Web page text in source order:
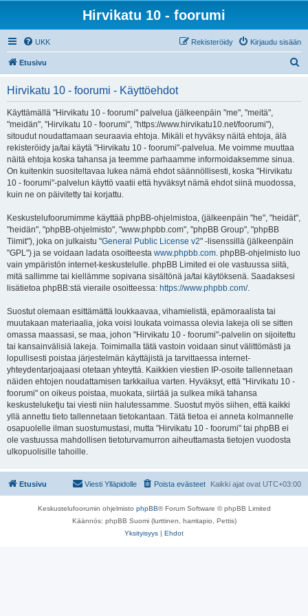
Hirvikatu 10 - foorumi
UKK Kirjaudu sisään
Rekisteröidy
Etusivu
Hirvikatu 10 - foorumi - Käyttöehdot
Käyttämällä "Hirvikatu 10 - foorumi" palvelua (jälkeenpäin "me", "meitä",
"meidän", "Hirvikatu 10 - foorumi", "https://www.hirvikatu10.net/foorumi"),
sitoudut noudattamaan seuraavia ehtoja. Mikäli et hyväksy näitä ehtoja, älä
rekisteröidy ja/tai käytä "Hirvikatu 10 - foorumi"-palvelua. Me voimme muuttaa
näitä ehtoja koska tahansa ja teemme parhaamme informoidaksemme sinua.
On kuitenkin suositeltavaa lukea nämä ehdot säännöllisesti, koska "Hirvikatu
10 - foorumi"-palvelun käyttö vaatii että hyväksyt nämä ehdot siinä muodossa,
kuin ne on päivitetty tai korjattu.
Keskustelufoorumimme käyttää phpBB-ohjelmistoa, (jälkeenpäin "he", "heidät",
"heidän", "phpBB-ohjelmisto", "www.phpbb.com", "phpBB Group", "phpBB
Tiimit"), joka on julkaistu "General Public License v2" -lisenssillä (jälkeenpäin
"GPL") ja se voidaan ladata osoitteesta www.phpbb.com. phpBB-ohjelmisto luo
vain ympäristön internet-keskustelulle. phpBB Limited ei ole vastuussa siitä,
mitä sallimme tai kiellämme sopivana sisältönä ja/tai käytöksenä. Saadaksesi
lisätietoa phpBB:stä vieraile osoitteessa: https://www.phpbb.com/.
Suostut olemaan esittämättä loukkaavaa, vihamielistä, epämoraalista tai
muutakaan materiaalia, joka voisi loukata voimassa olevia lakeja oli se sitten
omassa maassasi, se maa, johon "Hirvikatu 10 - foorumi"-palvelin on sijoitettu
tai kansainvälisiä lakeja. Toimimalla tätä vastoin voidaan sinut välittömästi ja
lopullisesti poistaa järjestelmän käyttäjistä ja tarvittaessa internet-
yhteydentarjoajaasi otetaan yhteyttä. Kaikkien viestien IP-osoite tallennetaan
näiden ehtojen noudattamisen tarkkailua varten. Hyväksyt, että "Hirvikatu 10 -
foorumi" on oikeus poistaa, muokata, siirtää ja sulkea mikä tahansa
keskusteluketju tai viesti niin halutessamme. Suostut myös siihen, että kaikki
yllä annettu tieto tallennetaan tietokantaan. Tätä tietoa ei anneta kolmannelle
osapuolelle ilman suostumustasi, mutta "Hirvikatu 10 - foorumi" tai phpBB ei
ole vastuussa mahdollisen tietoturvamurron aiheuttamasta tietojen vuodosta
ulkopuolisille tahoille.
Etusivu Kaikki ajat ovat UTC+03:00
Poista evästeet
Viesti Ylläpidolle
Keskustelufoorumin ohjelmisto phpBB® Forum Software © phpBB Limited
Käännös: phpBB Suomi (lurttinen, harritapio, Pettis)
Yksityisyys | Ehdot